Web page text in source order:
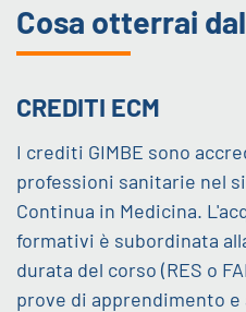
Cosa otterrai
CREDITI ECM
I crediti GIMBE sono
professioni sanitarie nel
Continua in Medicina.
formativi è subordinata
durata del corso (RES o
prove di apprendimento e